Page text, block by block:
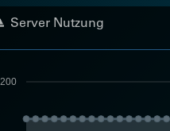
Server Nutzung
200